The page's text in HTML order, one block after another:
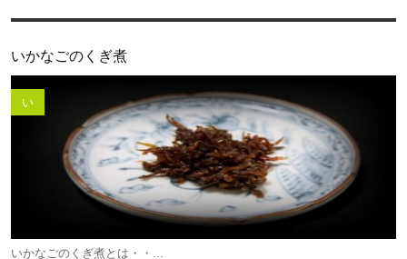
いかなごのくぎ煮
い
いかなごのくぎ煮とは・・...